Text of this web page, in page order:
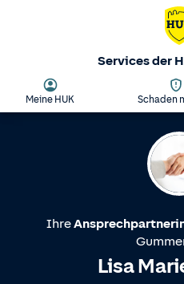
Services der
Meine HUK Schaden
Ihre
Lisa